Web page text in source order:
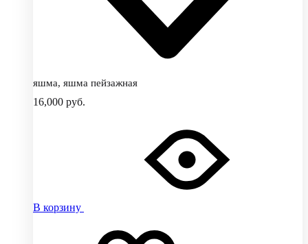
яшма, яшма пейзажная
16,000 руб.
В корзину